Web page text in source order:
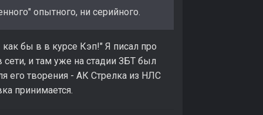
опытного, ни серийного.
бы в в курсе Кэп!" Я писал про
и там уже на стадии ЗБТ был
его творения - АК Стрелка из НЛС
принимается.